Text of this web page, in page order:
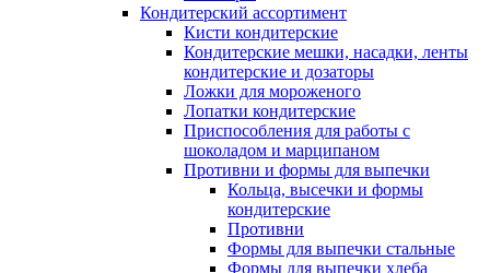
Кондитерский ассортимент
Кисти кондитерские
Кондитерские мешки, насадки, ленты
кондитерские и дозаторы
Ложки для мороженого
Лопатки кондитерские
Приспособления для работы с
шоколадом и марципаном
Противни и формы для выпечки
Кольца, высечки и формы
кондитерские
Противни
Формы для выпечки стальные
Формы для выпечки хлеба